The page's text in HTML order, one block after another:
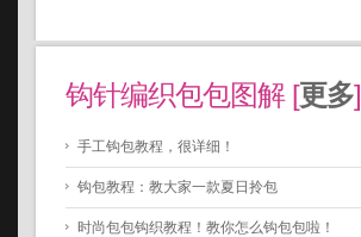
钩针编织包包图解 [更多]
手工钩包教程，很详细！
钩包教程：教大家一款夏日拎包
时尚包包钩织教程！教你怎么钩包包啦！